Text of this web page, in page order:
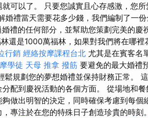
可以了。 只要您誠實且心存感激，您
婚禮當天需要花多少錢，我們編制了一
禮的任何部分，並幫助您策劃完美的慶
還是1000萬福林，如果對我們將在哪裡
行銷 經絡按摩課程台北 尤其是在賓客名
學徒 天母 推拿 撥筋 要避免的最大婚禮
規劃您的夢想婚禮並保持財務正常。
配到慶祝活動的各個方面。 從場地和
做出明智的決定，同時確保考慮到每個
專注於在您的特殊日子創造珍貴的時刻